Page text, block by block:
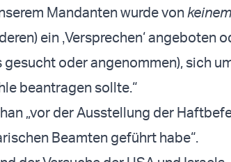
Mandanten wurde vonkeinem
ein ‚Versprechen‘ angeboten
oder angenommen), sich
beantragen sollte.“
„vor der Ausstellung der
Beamten geführt habe“.